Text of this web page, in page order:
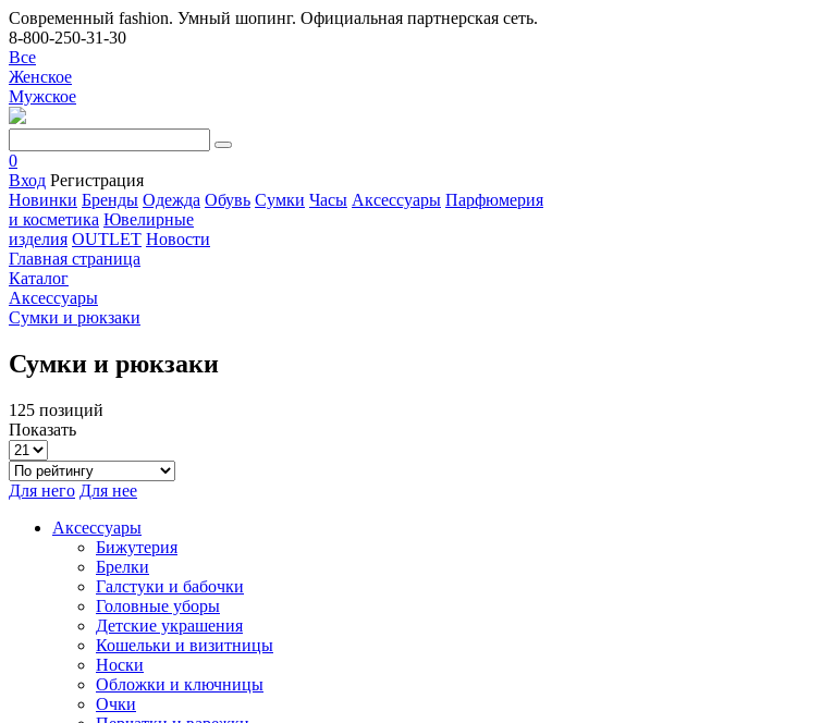
Современный fashion. Умный шопинг. Официальная партнерская сеть.
8-800-250-31-30
Все
Женское
Мужское
0
Вход Регистрация
Новинки Бренды Одежда Обувь Сумки Часы Аксессуары Парфюмерия
и косметика Ювелирные
изделия OUTLET Новости
Главная страница
Каталог
Аксессуары
Сумки и рюкзаки
Сумки и рюкзаки
125 позиций
Показать
Для него Для нее
Аксессуары
Бижутерия
Брелки
Галстуки и бабочки
Головные уборы
Детские украшения
Кошельки и визитницы
Носки
Обложки и ключницы
Очки